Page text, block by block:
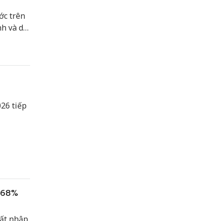
trên
và dự
tiếp